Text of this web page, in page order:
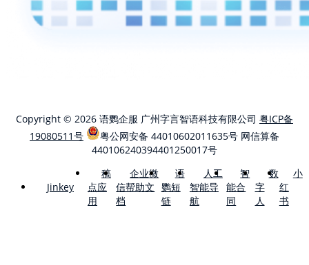
Copyright © 2026 语鹦企服 广州字言智语科技有限公司 粤ICP备
19080511号
粤公网安备 44010602011635号 网信算备
440106240394401250017号
Jinkey
稿
点应
用
企业微
信帮助文
档
语
鹦短
链
人工
智能导
航
智
能合
同
数
字
人
小
红
书